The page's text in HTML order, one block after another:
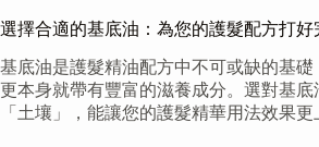
選擇合適的基底油：為您的護髮配方打好
基底油是護髮精油配方中不可或缺的基礎
更本身就帶有豐富的滋養成分。選對基
「土壤」，能讓您的護髮精華用法效果更